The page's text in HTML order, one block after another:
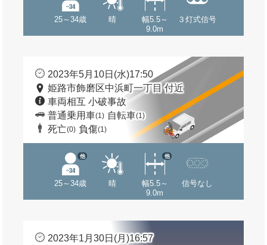
25～34歳 晴
幅5.5～
9.0m
３灯式信号
2023年5月10日(水)17:50
姫路市飾磨区中浜町一丁目 付近
車両相互 小破事故
普通乗用車(1) 自転車(1)
死亡(0) 負傷(1)
25～34歳
他
晴
幅5.5～
9.0m
他
信号なし
2023年1月30日(月)16:57